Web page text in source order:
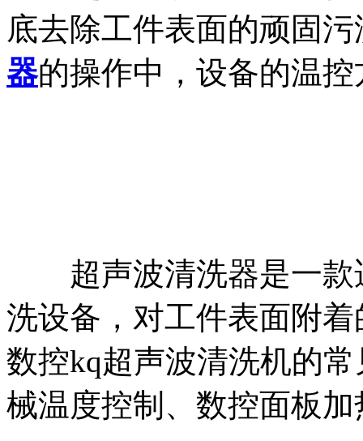
底去除工件表面的顽固
器的操作中，设备的温
超声波清洗器是一款
洗设备，对工件表面附
数控kq超声波清洗机的
械温度控制、数控面板